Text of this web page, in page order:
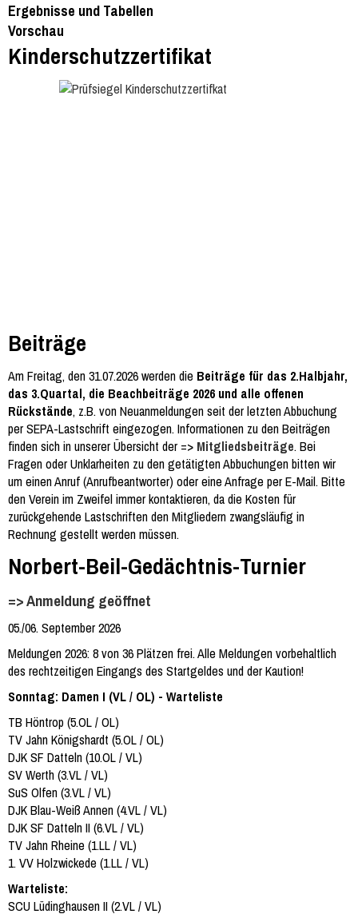
Ergebnisse und Tabellen
Vorschau
Kinderschutzzertifikat
Beiträge
Am Freitag, den 31.07.2026 werden die Beiträge für das 2.Halbjahr,
das 3.Quartal, die Beachbeiträge 2026 und alle offenen
Rückstände, z.B. von Neuanmeldungen seit der letzten Abbuchung
per SEPA-Lastschrift eingezogen. Informationen zu den Beiträgen
finden sich in unserer Übersicht der => Mitgliedsbeiträge. Bei
Fragen oder Unklarheiten zu den getätigten Abbuchungen bitten wir
um einen Anruf (Anrufbeantworter) oder eine Anfrage per E-Mail. Bitte
den Verein im Zweifel immer kontaktieren, da die Kosten für
zurückgehende Lastschriften den Mitgliedern zwangsläufig in
Rechnung gestellt werden müssen.
Norbert-Beil-Gedächtnis-Turnier
=> Anmeldung geöffnet
05./06. September 2026
Meldungen 2026: 8 von 36 Plätzen frei. Alle Meldungen vorbehaltlich
des rechtzeitigen Eingangs des Startgeldes und der Kaution!
Sonntag: Damen I (VL / OL) - Warteliste
TB Höntrop (5.OL / OL)
TV Jahn Königshardt (5.OL / OL)
DJK SF Datteln (10.OL / VL)
SV Werth (3.VL / VL)
SuS Olfen (3.VL / VL)
DJK Blau-Weiß Annen (4.VL / VL)
DJK SF Datteln II (6.VL / VL)
TV Jahn Rheine (1.LL / VL)
1. VV Holzwickede (1.LL / VL)
Warteliste:
SCU Lüdinghausen II (2.VL / VL)